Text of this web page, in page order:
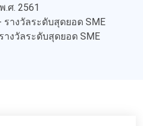
ศ. 2561
รางวัลระดับสุดยอด SME
างวัลระดับสุดยอด SME